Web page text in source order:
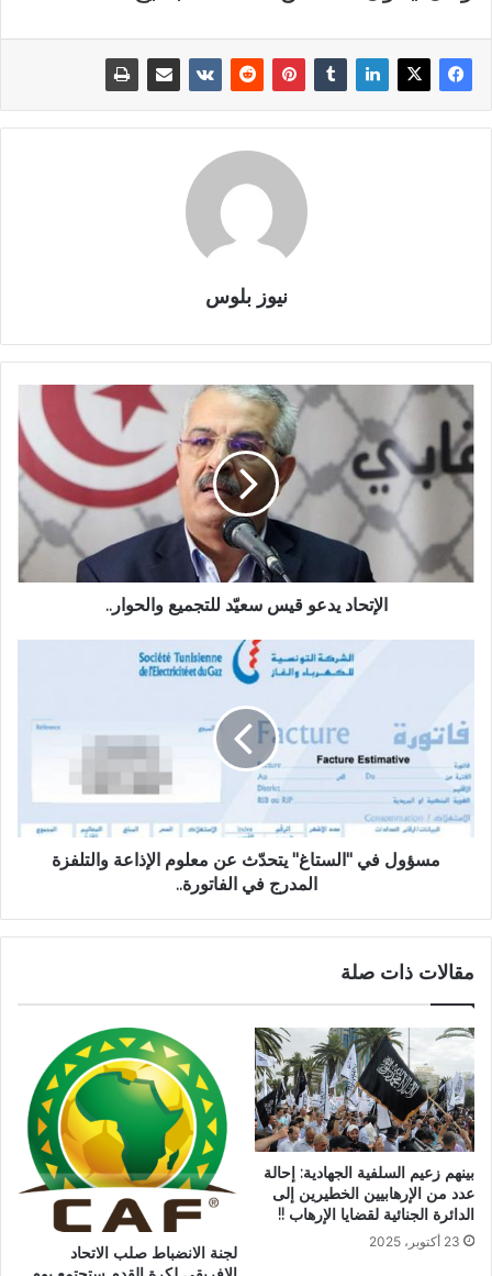
نيوز بلوس
الإتحاد يدعو قيس سعيّد للتجميع والحوار..
مسؤول في "الستاغ" يتحدّث عن معلوم الإذاعة والتلفزة
المدرج في الفاتورة..
مقالات ذات صلة
بينهم زعيم السلفية الجهادية: إحالة
عدد من الإرهابيين الخطيرين إلى
الدائرة الجنائية لقضايا الإرهاب !!
23 أكتوبر، 2025
لجنة الانضباط صلب الاتحاد